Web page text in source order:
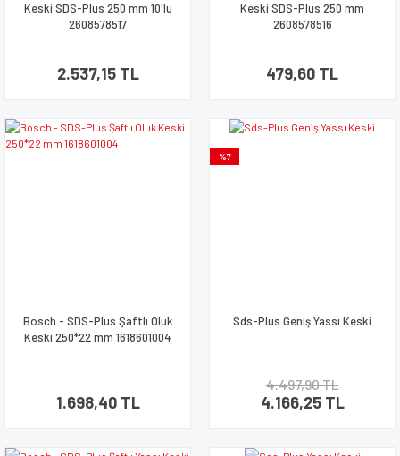
Keski SDS-Plus 250 mm 10'lu
2608578517
2.537,15 TL
Keski SDS-Plus 250 mm
2608578516
479,60 TL
Bosch - SDS-Plus Şaftlı Oluk
Keski 250*22 mm 1618601004
1.698,40 TL
%7
Sds-Plus Geniş Yassı Keski
4.497,90 TL
4.166,25 TL